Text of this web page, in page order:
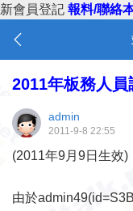
新會員登記 報料/聯絡
2011年板務人員
admin
2011-9-8 22:55
(2011年9月9日生效)
由於